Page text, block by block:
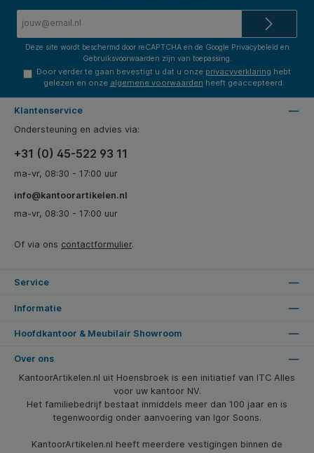
Deze site wordt beschermd door reCAPTCHA en de Google Privacybeleid en
Gebruiksvoorwaarden zijn van toepassing.
Door verder te gaan bevestigt u dat u onze privacyverklaring hebt
gelezen en onze algemene voorwaarden heeft geaccepteerd.
Klantenservice
Ondersteuning en advies via:
+31 (0) 45-522 93 11
ma-vr, 08:30 - 17:00 uur
info@kantoorartikelen.nl
ma-vr, 08:30 - 17:00 uur
Of via ons contactformulier.
Service
Informatie
Hoofdkantoor & Meubilair Showroom
Over ons
KantoorArtikelen.nl uit Hoensbroek is een initiatief van ITC Alles
voor uw kantoor NV.
Het familiebedrijf bestaat inmiddels meer dan 100 jaar en is
tegenwoordig onder aanvoering van Igor Soons.
KantoorArtikelen.nl heeft meerdere vestigingen binnen de